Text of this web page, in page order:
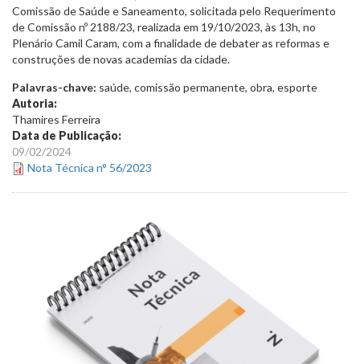
Comissão de Saúde e Saneamento, solicitada pelo Requerimento
de Comissão nº 2188/23, realizada em 19/10/2023, às 13h, no
Plenário Camil Caram, com a finalidade dedebater as reformas e
construções de novas academias da cidade.
Palavras-chave: saúde, comissão permanente, obra, esporte
Autoria:
Thamires Ferreira
Data de Publicação:
09/02/2024
Nota Técnica n° 56/2023